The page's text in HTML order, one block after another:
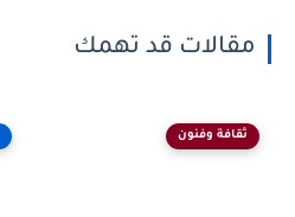
مقالات قد تهمك
ثقافة وفنون